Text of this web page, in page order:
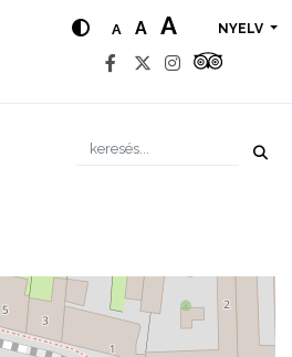
A A A NYELV